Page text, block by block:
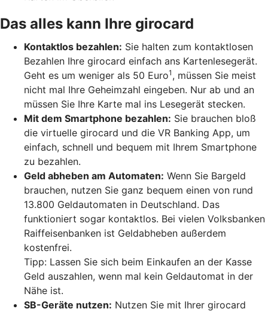
Das alles kann Ihre girocard
Kontaktlos bezahlen: Sie halten zum kontaktlosen
Bezahlen Ihre girocard einfach ans Kartenlesegerät.
Geht es um weniger als 50 Euro1 , müssen Sie meist
nicht mal Ihre Geheimzahl eingeben. Nur ab und an
müssen Sie Ihre Karte mal ins Lesegerät stecken.
Mit dem Smartphone bezahlen: Sie brauchen bloß
die virtuelle girocard und die VR Banking App, um
einfach, schnell und bequem mit Ihrem Smartphone
zu bezahlen.
Geld abheben am Automaten: Wenn Sie Bargeld
brauchen, nutzen Sie ganz bequem einen von rund
13.800 Geldautomaten in Deutschland. Das
funktioniert sogar kontaktlos. Bei vielen Volksbanken
Raiffeisenbanken ist Geldabheben außerdem
kostenfrei.
Tipp: Lassen Sie sich beim Einkaufen an der Kasse
Geld auszahlen, wenn mal kein Geldautomat in der
Nähe ist.
SB-Geräte nutzen: Nutzen Sie mit Ihrer girocard